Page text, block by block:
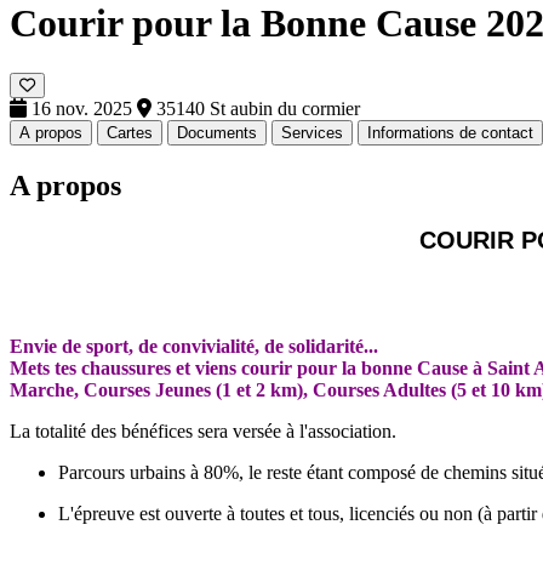
Courir pour la Bonne Cause
16 nov. 2025 35140 St aubin du cormier
A propos Cartes Documents Services Informations de contact
A propos
COURIR
Envie de sport, de convivialité, de solidarité...
Mets tes chaussures et viens courir pour la bonne Cause à
Marche, Courses Jeunes (1 et 2 km), Courses Adultes (5 et 10
La totalité des bénéfices sera versée à l'association.
Parcours urbains à 80%, le reste étant composé de chemins
L'épreuve est ouverte à toutes et tous, licenciés ou non (à